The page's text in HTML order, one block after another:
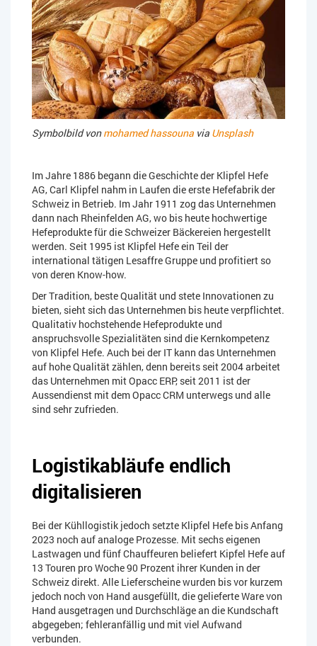
Symbolbild vonmohamed hassouna via Unsplash
Im Jahre 1886 begann die Geschichte der Klipfel Hefe
AG, Carl Klipfel nahm in Laufen die erste Hefefabrik der
Schweiz in Betrieb. Im Jahr 1911 zog das Unternehmen
dann nach Rheinfelden AG, wo bis heute hochwertige
Hefeprodukte für die Schweizer Bäckereien hergestellt
werden. Seit 1995 ist Klipfel Hefe ein Teil der
international tätigen Lesaffre Gruppe und profitiert so
von deren Know-how.
Der Tradition, beste Qualität und stete Innovationen zu
bieten, sieht sich das Unternehmen bis heute verpflichtet.
Qualitativ hochstehende Hefeprodukte und
anspruchsvolle Spezialitäten sind die Kernkompetenz
von Klipfel Hefe. Auch bei der IT kann das Unternehmen
auf hohe Qualität zählen, denn bereits seit 2004 arbeitet
das Unternehmen mit Opacc ERP, seit 2011 ist der
Aussendienst mit dem Opacc CRM unterwegs und alle
sind sehr zufrieden.
Logistikabläufe endlich
digitalisieren
Bei der Kühllogistik jedoch setzte Klipfel Hefe bis Anfang
2023 noch auf analoge Prozesse. Mit sechs eigenen
Lastwagen und fünf Chauffeuren beliefert Kipfel Hefe auf
13 Touren pro Woche 90 Prozent ihrer Kunden in der
Schweiz direkt. Alle Lieferscheine wurden bis vor kurzem
jedoch noch von Hand ausgefüllt, die gelieferte Ware von
Hand ausgetragen und Durchschläge an die Kundschaft
abgegeben; fehleranfällig und mit viel Aufwand
verbunden.